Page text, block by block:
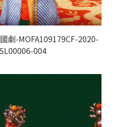
劇-MOFA109179CF-2020-
004